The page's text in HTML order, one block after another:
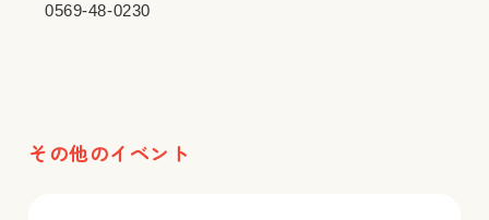
0569-48-0230
その他のイベント